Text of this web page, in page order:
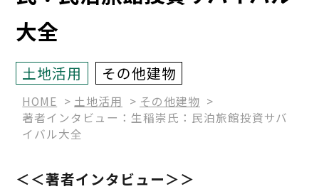
大全
土地活用 その他建物
HOME 土地活用
その他建物
著者インタビュー：生稲崇氏：民泊旅館投資サバ
イバル大全
＜＜著者インタビュー＞＞